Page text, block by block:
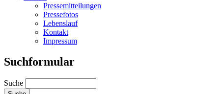
Pressemitteilungen
Pressefotos
Lebenslauf
Kontakt
Impressum
Suchformular
Suche